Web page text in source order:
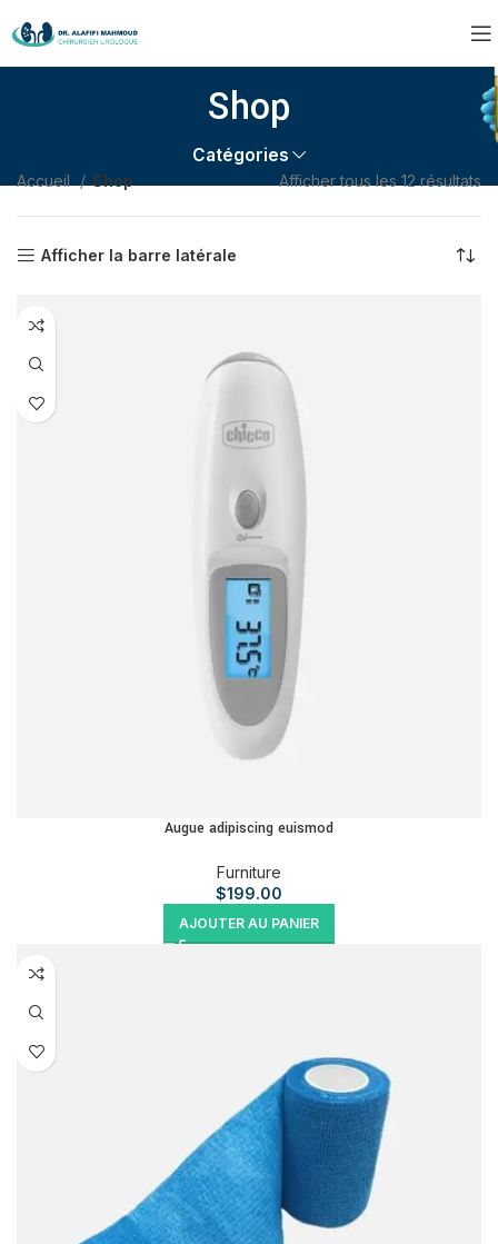
Shop
Catégories
Accueil Shop Afficher tous les 12 résultats
Afficher la barre latérale
Augue adipiscing euismod
Furniture
$199.00
AJOUTER AU PANIER